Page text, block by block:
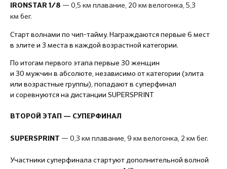
IRONSTAR 1/8 — 0,5 км плавание, 20 км велогонка, 5,3
км бег.
Старт волнами по чип-тайму. Награждаются первые 6 мест
в элите и 3 места в каждой возрастной категории.
По итогам первого этапа первые 30 женщин
и 30 мужчин в абсолюте, независимо от категории (элита
или возрастные группы), попадают в суперфинал
и соревнуются на дистанции SUPERSPRINT
ВТОРОЙ ЭТАП — СУПЕРФИНАЛ
SUPERSPRINT — 0,3 км плавание, 9 км велогонка, 2 км бег.
Участники суперфинала стартуют дополнительной волной